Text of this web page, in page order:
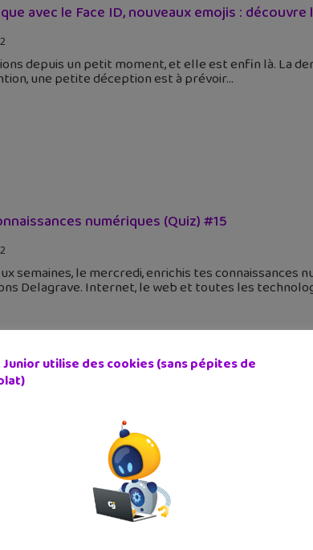
avec le Face ID, nouveaux emojis : découvre
depuis un petit moment, et elle est enfin là. La
une petite déception est à prévoir
numériques (Quiz) #15
semaines, le mercredi, enrichis tes connaissances
Delagrave. Internet, le web et toutes les
en exclu sur Mangas.io !
ans de la licence du ninja le plus célèbre au
La plateforme Mangas.io ne cesse de
Junior utilise des cookies (sans pépites de